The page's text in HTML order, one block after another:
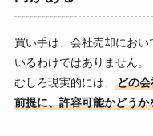
買い手は、会社売却にお
いるわけではありません。
むしろ現実的には、
どの
前提に、許容可能かどう